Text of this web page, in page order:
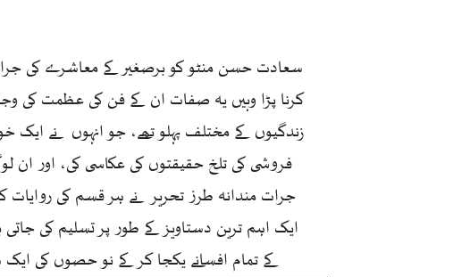
سعادت حسن منٹو کو برصغیر کے معاشرے کی جرات
کرنا پڑا وہیں یہ صفات ان کے فن کی عظمت کی
زندگیوں کے مختلف پہلو تھے، جو انہوں نے ایک
فروشی کی تلخ حقیقتوں کی عکاسی کی، اور ان
جرات مندانہ طرز تحریر نے ہر قسم کی روایات کو
ایک اہم ترین دستاویز کے طور پر تسلیم کی جاتی
کے تمام افسانے یکجا کر کے نو حصوں کی